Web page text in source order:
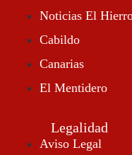
Noticias El
Cabildo
Canarias
El Mentidero
Legalidad
Aviso Legal